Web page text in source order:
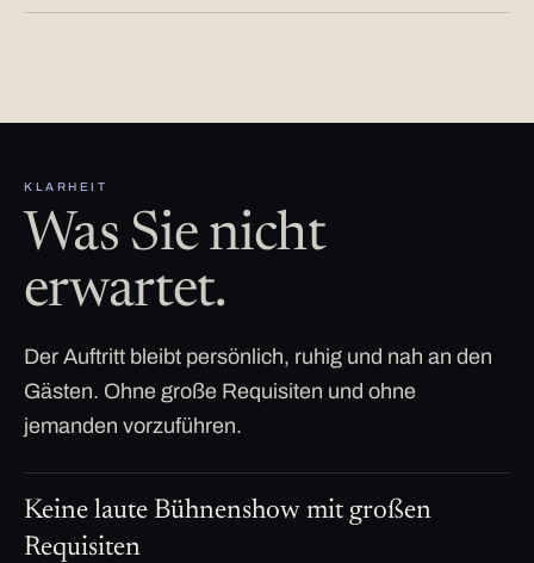
KLARHEIT
Was Sie nicht
erwartet.
Der Auftritt bleibt persönlich, ruhig und nah an den
Gästen. Ohne große Requisiten und ohne
jemanden vorzuführen.
Keine laute Bühnenshow mit großen
Requisiten